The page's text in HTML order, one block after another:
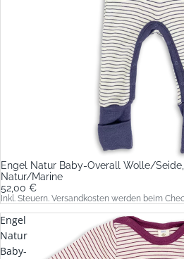
Engel Natur Baby-Overall Wolle/Seide,
Natur/Marine
52,00 €
Inkl. Steuern. Versandkosten werden beim
Engel
Natur
Baby-